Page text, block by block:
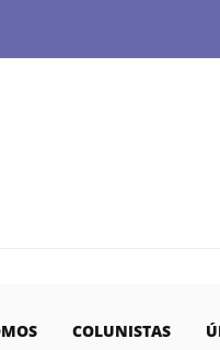
COLUNISTAS